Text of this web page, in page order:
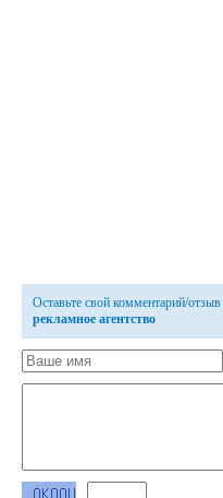
Оставьте свой комментарий/отзыв
рекламное агентство